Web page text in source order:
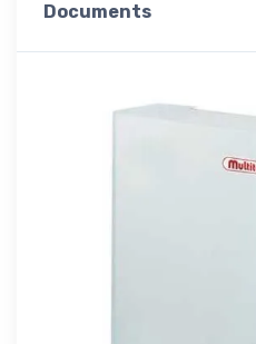
Documents